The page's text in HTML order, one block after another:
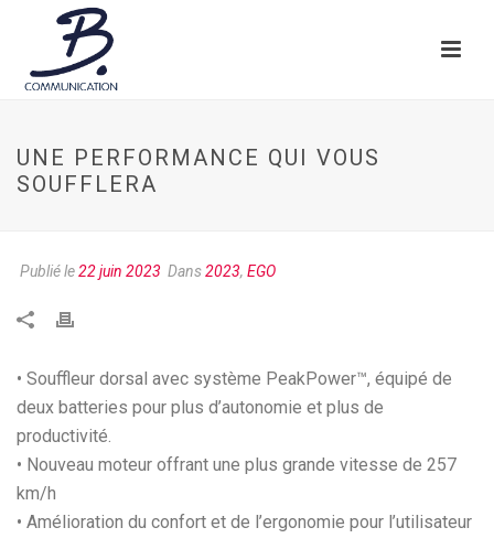
UNE PERFORMANCE QUI VOUS
SOUFFLERA
Publié le22 juin 2023 Dans2023, EGO
• Souffleur dorsal avec système PeakPower™, équipé de
deux batteries pour plus d’autonomie et plus de
productivité.
• Nouveau moteur offrant une plus grande vitesse de 257
km/h
• Amélioration du confort et de l’ergonomie pour l’utilisateur